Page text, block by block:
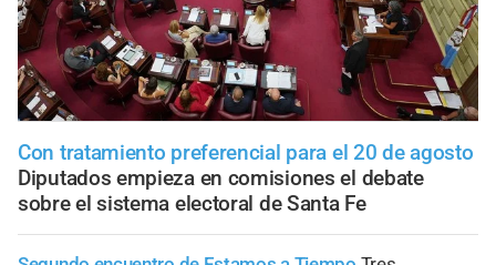
Con tratamiento preferencial para el 20 de agosto
Diputados empieza en comisiones el debate
sobre el sistema electoral de Santa Fe